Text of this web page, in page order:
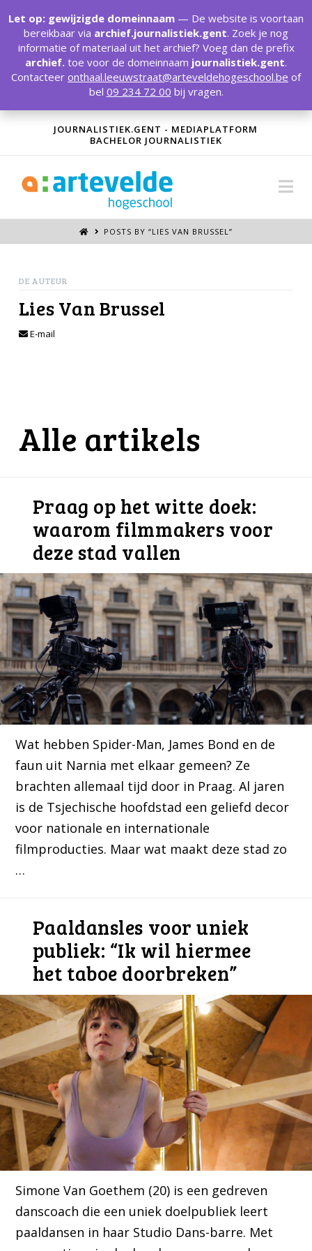
JOURNALISTIEK.GENT - MEDIAPLATFORM
BACHELOR JOURNALISTIEK
POSTS BY “LIES VAN BRUSSEL”
DE AUTEUR
Lies Van Brussel
E-mail
Alle artikels
Praag op het witte doek:
waarom filmmakers voor
deze stad vallen
Wat hebben Spider-Man, James Bond en de
faun uit Narnia met elkaar gemeen? Ze
brachten allemaal tijd door in Praag. Al jaren
is de Tsjechische hoofdstad een geliefd decor
voor nationale en internationale
filmproducties. Maar wat maakt deze stad zo
…
Paaldansles voor uniek
publiek: “Ik wil hiermee
het taboe doorbreken”
Simone Van Goethem (20) is een gedreven
danscoach die een uniek doelpubliek leert
paaldansen in haar Studio Dans-barre. Met
Let op: gewijzigde domeinnaam — De website is voortaan
bereikbaar via archief.journalistiek.gent. Zoek je nog
informatie of materiaal uit het archief? Voeg dan de prefix
archief. toe voor de domeinnaam journalistiek.gent.
Contacteer onthaal.leeuwstraat@arteveldehogeschool.be of
bel 09 234 72 00 bij vragen.